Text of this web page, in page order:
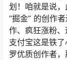
划！咱就是说
“掘金” 的创作
作、疯狂涨粉、
支付宝这是铁
罗优质创作者